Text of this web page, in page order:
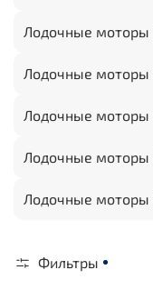
Лодочные моторы
Лодочные моторы
Лодочные моторы
Лодочные моторы
Лодочные моторы
Фильтры